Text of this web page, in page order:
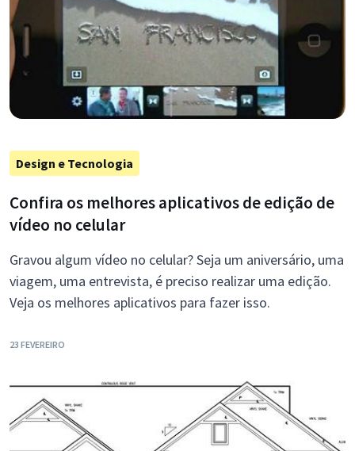
Design e Tecnologia
Confira os melhores aplicativos de edição de
vídeo no celular
Gravou algum vídeo no celular? Seja um aniversário, uma
viagem, uma entrevista, é preciso realizar uma edição.
Veja os melhores aplicativos para fazer isso.
23 FEVEREIRO